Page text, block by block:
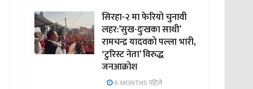
सिरहा-२ मा फेरियो चुनावी
लहर:’सुख-दुःखका साथी’
रामचन्द्र यादवको पल्ला भारी,
‘टुरिस्ट नेता’ विरुद्ध
जनआक्रोश
6 MONTHS पहिले